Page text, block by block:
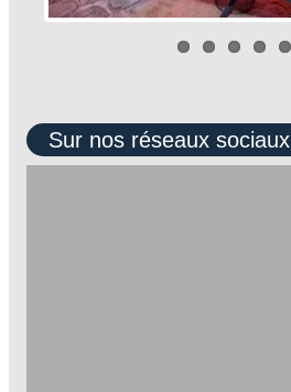
Sur nos réseaux sociaux